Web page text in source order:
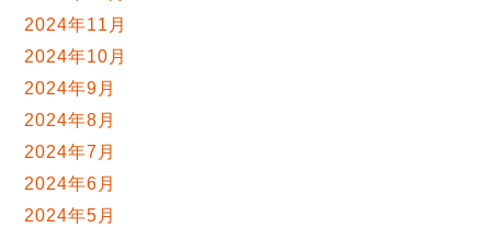
2024年11月
2024年10月
2024年9月
2024年8月
2024年7月
2024年6月
2024年5月